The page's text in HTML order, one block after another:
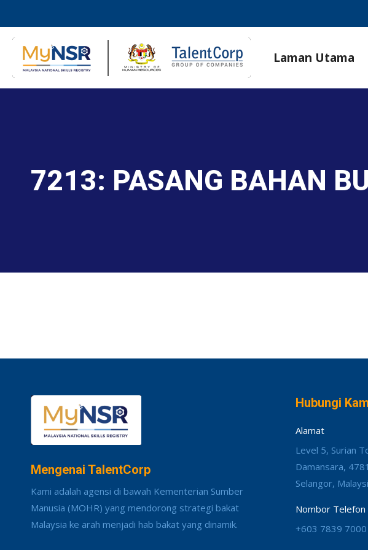
Laman Utama
7213: PASANG BAHAN
Mengenai TalentCorp
Kami adalah agensi di bawah Kementerian Sumber
Manusia (MOHR) yang mendorong strategi bakat
Malaysia ke arah menjadi hab bakat yang dinamik.
Hubungi
Alamat
Level 5, Surian
Damansara,
Selangor,
Nombor Telefon
+603 7839 7000